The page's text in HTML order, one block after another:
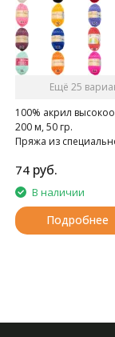
Ещё 25
100% акрил
200 м, 50 гр.
Пряжа из
74 руб.
В наличии
Подробнее